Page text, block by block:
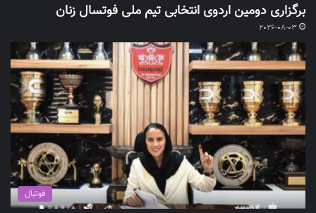
برگزاری دومین اردوی انتخابی تیم ملی فوتسال زنان
2026-08-03
فوتبال